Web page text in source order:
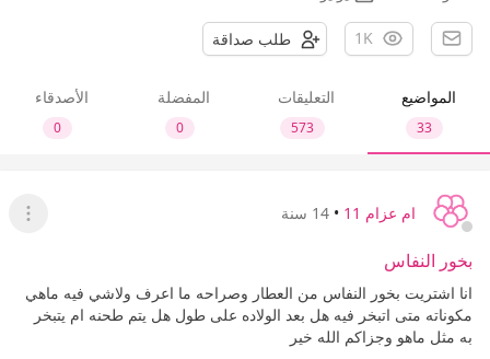
1K طلب صداقة
المواضيع
33
التعليقات
573
المفضلة
0
الأصدقاء
0
ام عزام 11 • 14 سنة
عرض
بخور النفاس
انا اشتريت بخور النفاس من العطار وصراحه ما اعرف ولاشي فيه ماهي
مكوناته متى اتبخر فيه هل بعد الولاده على طول هل يتم طحنه ام يتبخر
به مثل ماهو وجزاكم الله خير